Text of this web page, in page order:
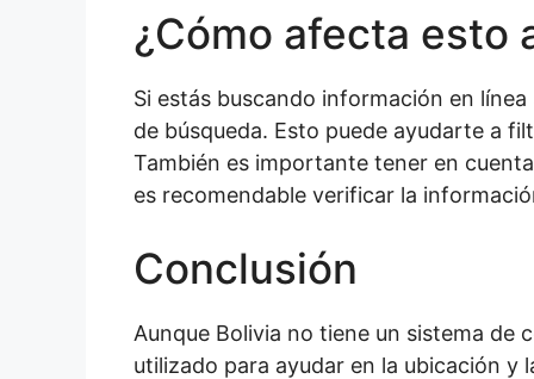
¿Cómo afecta esto
Si estás buscando información en
de búsqueda. Esto puede ayudarte a
También es importante tener en
es recomendable verificar la
Conclusión
Aunque Bolivia no tiene un sistema de
utilizado para ayudar en la ubicación y